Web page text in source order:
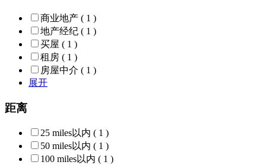
商业地产 ( 1 )
地产经纪 ( 1 )
买屋 ( 1 )
租房 ( 1 )
房屋中介 ( 1 )
展开
距离
25 miles以内 ( 1 )
50 miles以内 ( 1 )
100 miles以内 ( 1 )